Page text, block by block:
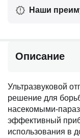
Наши
Описание
Ультразвуковой
решение для
насекомыми-
эффективный
использования в